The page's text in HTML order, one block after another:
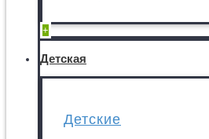
+
Детская
Детские